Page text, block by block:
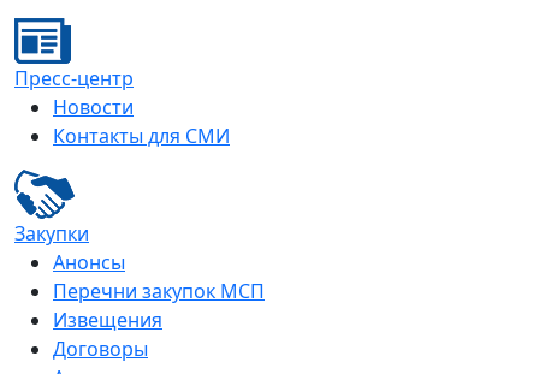
Пресс-центр
Новости
Контакты для СМИ
Закупки
Анонсы
Перечни закупок МСП
Извещения
Договоры